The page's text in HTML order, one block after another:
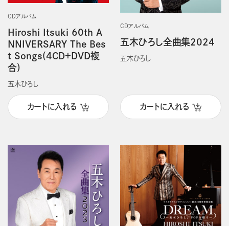
CDアルバム
Hiroshi Itsuki 60th A
NNIVERSARY The Bes
t Songs(4CD＋DVD複
合)
五木ひろし
カートに入れる
CDアルバム
五木ひろし全曲集2024
五木ひろし
カートに入れる